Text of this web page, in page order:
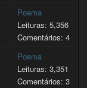
Poema
Leituras: 5,356
Comentários: 4
Poema
Leituras: 3,351
Comentários: 3